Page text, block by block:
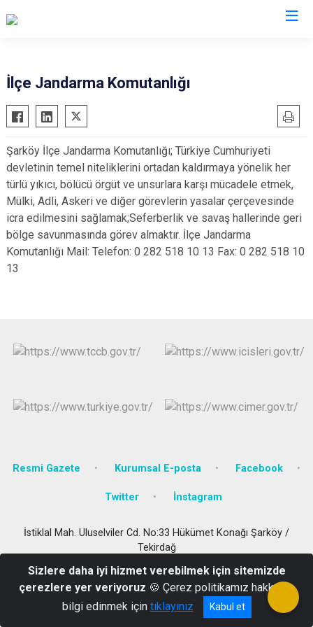
Çerkezköy
Çorlu
Hayrabolu
Malkara
Marmaraereğlisi
Muratlı
Süleymanpaşa
Ergene
Kapaklı
İlçe Jandarma Komutanlığı
Şarköy İlçe Jandarma Komutanlığı; Türkiye Cumhuriyeti
devletinin temel niteliklerini ortadan kaldırmaya yönelik her
türlü yıkıcı, bölücü örgüt ve unsurlara karşı mücadele etmek,
Mülki, Adli, Askeri ve diğer görevlerin yasalar çerçevesinde
icra edilmesini sağlamak;Seferberlik ve savaş hallerinde geri
bölge savunmasında görev almaktır. İlçe Jandarma
Komutanlığı Mail: Telefon: 0 282 518 10 13 Fax: 0 282 518 10
13
Resmi Gazete Kurumsal E-posta Facebook
Twitter İnstagram
İstiklal Mah. Uluselviler Cd. No:33 Hükümet Konağı Şarköy /
Tekirdağ
0282 518 10 08
Sizlere daha iyi hizmet verebilmek için sitemizde
çerezlere yer veriyoruz 🍪 Çerez politikamız hakkında
bilgi edinmek için tıklayınız Kabul et